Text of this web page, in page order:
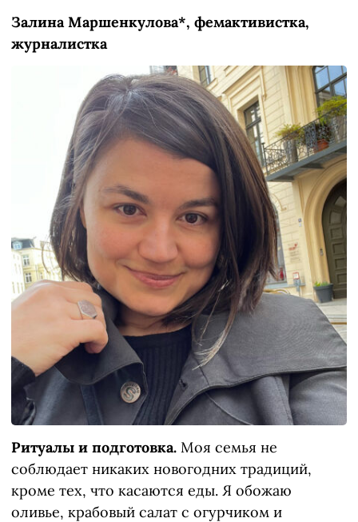
Залина Маршенкулова*, фемактивистка,
журналистка
Ритуалы и подготовка. Моя семья не
соблюдает никаких новогодних традиций,
кроме тех, что касаются еды. Я обожаю
оливье, крабовый салат с огурчиком и